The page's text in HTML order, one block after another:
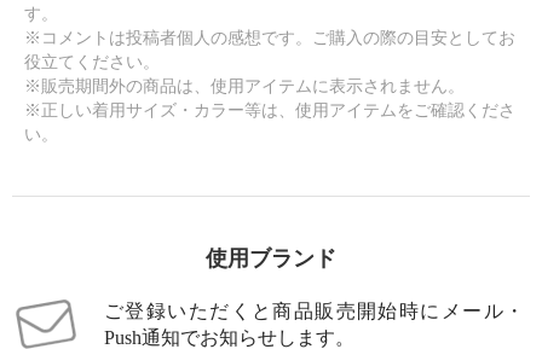
す。
※コメントは投稿者個人の感想です。ご購入の際の目安としてお
役立てください。
※販売期間外の商品は、使用アイテムに表示されません。
※正しい着用サイズ・カラー等は、使用アイテムをご確認くださ
い。
使用ブランド
ご登録いただくと商品販売開始時にメール・
Push通知でお知らせします。